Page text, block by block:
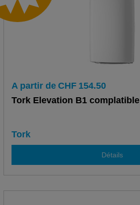
A partir de CHF 154.50
Tork Elevation B1 complatible
Tork
Détails